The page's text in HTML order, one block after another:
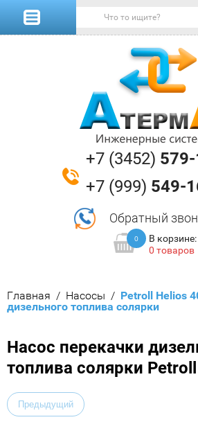
+7 (3452)
+7 (999) 549-
Обратный
0
В корзине:
0 товаров
Главная / Насосы /
Petroll
дизельного топлива солярки
Насос перекачки
топлива солярки
Предыдущий